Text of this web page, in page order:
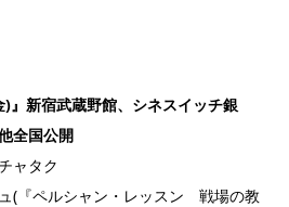
)』新宿武蔵野館、シネスイッチ銀
全国公開
ャタク
(『ペルシャン・レッスン 戦場の教